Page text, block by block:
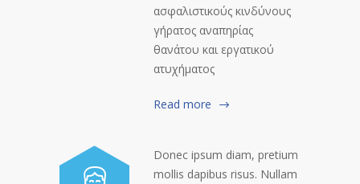
ασφαλιστικούς κινδύνους
γήρατος αναπηρίας
θανάτου και εργατικού
ατυχήματος
Read more
Donec ipsum diam, pretium
mollis dapibus risus. Nullam